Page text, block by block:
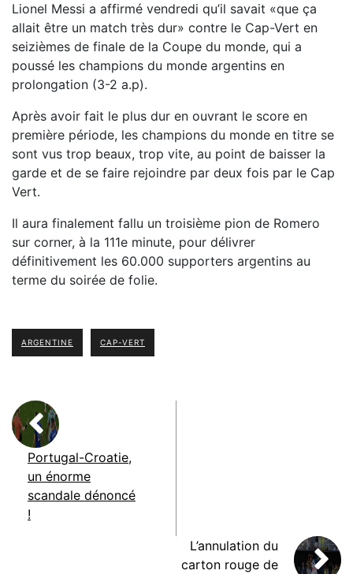
Lionel Messi a affirmé vendredi qu’il savait «que ça
allait être un match très dur» contre le Cap-Vert en
seizièmes de finale de la Coupe du monde, qui a
poussé les champions du monde argentins en
prolongation (3-2 a.p).
Après avoir fait le plus dur en ouvrant le score en
première période, les champions du monde en titre se
sont vus trop beaux, trop vite, au point de baisser la
garde et de se faire rejoindre par deux fois par le Cap
Vert.
Il aura finalement fallu un troisième pion de Romero
sur corner, à la 111e minute, pour délivrer
définitivement les 60.000 supporters argentins au
terme du soirée de folie.
ARGENTINE CAP-VERT
Portugal-Croatie,
un énorme
scandale dénoncé
!
L’annulation du
carton rouge de